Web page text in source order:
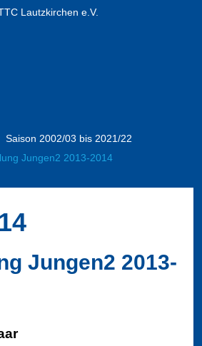
Saison 2002/03 bis 2021/22
Jungen2 2013-2014
Jungen2 2013-